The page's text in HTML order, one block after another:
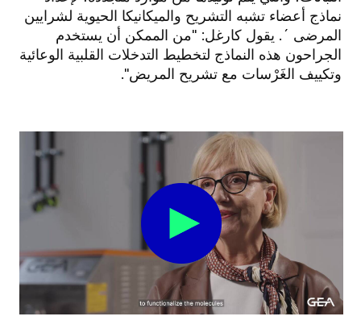
نماذج أعضاء تشبه التشريح والميكانيكا الحيوية لشرايين
المرضى ´. يقول كارغل: "من الممكن أن يستخدم
الجراحون هذه النماذج لتخطيط التدخلات القلبية الوعائية
وتكييف الغَرْسات مع تشريح المريض".